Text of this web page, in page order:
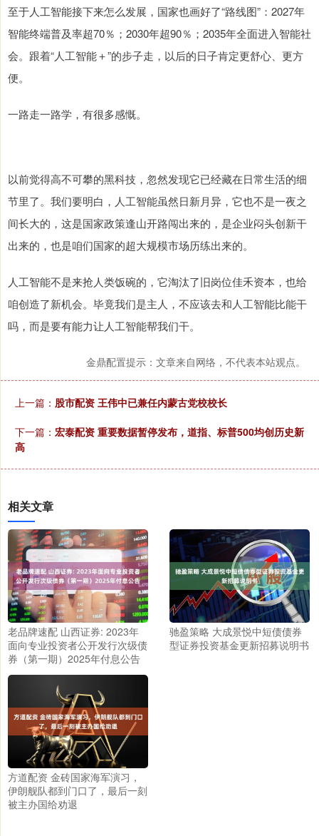
至于人工智能接下来怎么发展，国家也画好了“路线图”：2027年
智能终端普及率超70％；2030年超90％；2035年全面进入智能社
会。跟着“人工智能＋”的步子走，以后的日子肯定更舒心、更方
便。
一路走一路学，有很多感慨。
以前觉得高不可攀的黑科技，忽然发现它已经藏在日常生活的细
节里了。我们要明白，人工智能虽然日新月异，它也不是一夜之
间长大的，这是国家政策逢山开路闯出来的，是企业闷头创新干
出来的，也是咱们国家的超大规模市场历练出来的。
人工智能不是来抢人类饭碗的，它淘汰了旧岗位佳禾资本，也给
咱创造了新机会。毕竟我们是主人，不应该去和人工智能比能干
吗，而是要有能力让人工智能帮我们干。
金鼎配置提示：文章来自网络，不代表本站观点。
上一篇： 股市配资 王伟中已兼任内蒙古党校校长
下一篇： 宏泰配资 重要数据暂停发布，道指、标普500均创历史新
高
相关文章
老品牌速配 山西证券: 2023年
面向专业投资者公开发行次级债
券（第一期）2025年付息公告
驰盈策略 大成景悦中短债债券
型证券投资基金更新招募说明书
方道配资 金砖国家海军演习，
伊朗舰队都到门口了，最后一刻
被主办国给劝退